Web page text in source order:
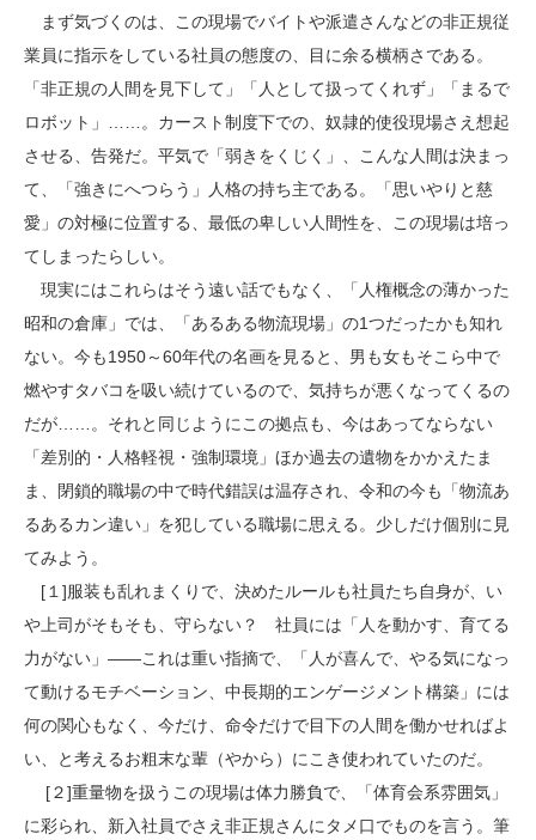
まず気づくのは、この現場でバイトや派遣さんなどの非正規従
業員に指示をしている社員の態度の、目に余る横柄さである。
「非正規の人間を見下して」「人として扱ってくれず」「まるで
ロボット」……。カースト制度下での、奴隷的使役現場さえ想起
させる、告発だ。平気で「弱きをくじく」、こんな人間は決まっ
て、「強きにへつらう」人格の持ち主である。「思いやりと慈
愛」の対極に位置する、最低の卑しい人間性を、この現場は培っ
てしまったらしい。
現実にはこれらはそう遠い話でもなく、「人権概念の薄かった
昭和の倉庫」では、「あるある物流現場」の1つだったかも知れ
ない。今も1950～60年代の名画を見ると、男も女もそこら中で
燃やすタバコを吸い続けているので、気持ちが悪くなってくるの
だが……。それと同じようにこの拠点も、今はあってならない
「差別的・人格軽視・強制環境」ほか過去の遺物をかかえたま
ま、閉鎖的職場の中で時代錯誤は温存され、令和の今も「物流あ
るあるカン違い」を犯している職場に思える。少しだけ個別に見
てみよう。
[１]服装も乱れまくりで、決めたルールも社員たち自身が、い
や上司がそもそも、守らない？ 社員には「人を動かす、育てる
力がない」――これは重い指摘で、「人が喜んで、やる気になっ
て動けるモチベーション、中長期的エンゲージメント構築」には
何の関心もなく、今だけ、命令だけで目下の人間を働かせればよ
い、と考えるお粗末な輩（やから）にこき使われていたのだ。
[２]重量物を扱うこの現場は体力勝負で、「体育会系雰囲気」
に彩られ、新入社員でさえ非正規さんにタメ口でものを言う。筆